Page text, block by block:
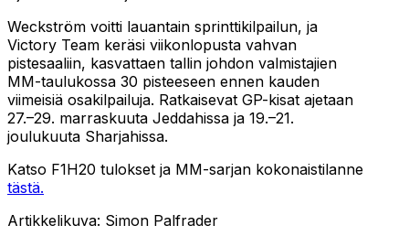
Weckström voitti lauantain sprinttikilpailun, ja
Victory Team keräsi viikonlopusta vahvan
pistesaaliin, kasvattaen tallin johdon valmistajien
MM-taulukossa 30 pisteeseen ennen kauden
viimeisiä osakilpailuja. Ratkaisevat GP-kisat ajetaan
27.–29. marraskuuta Jeddahissa ja 19.–21.
joulukuuta Sharjahissa.
Katso F1H20 tulokset ja MM-sarjan kokonaistilanne
tästä.
Artikkelikuva: Simon Palfrader